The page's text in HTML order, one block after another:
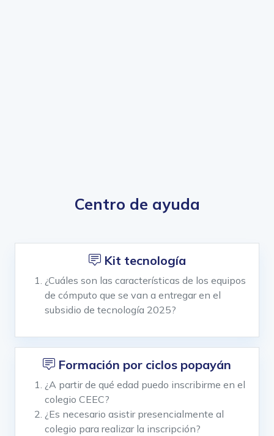
Centro de ayuda
Kit tecnología
¿Cuáles son las características de los equipos
de cómputo que se van a entregar en el
subsidio de tecnología 2025?
Formación por ciclos popayán
¿A partir de qué edad puedo inscribirme en el
colegio CEEC?
¿Es necesario asistir presencialmente al
colegio para realizar la inscripción?